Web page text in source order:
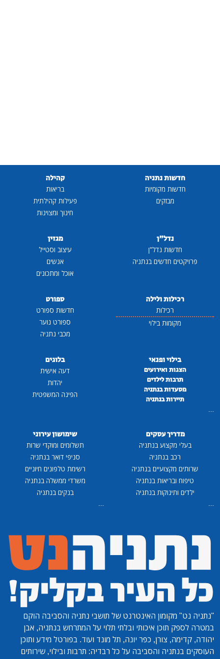
חדשות נתניה
חדשות מקומיות
מבזקים
קהילה
בריאות
פעילות קהילתית
חינוך ומצוינות
נדל"ן
חדשות נדל"ן
פרויקטים חדשים בנתניה
מגזין
עיצוב וסטייל
אנשים
אוכל ומתכונים
רכילות ולילה
רכילות
מקומות בילוי
ספורט
חדשות ספורט
ספורט נוער
מכבי נתניה
בילוי ופנאי
הצגות ואירועים
תרבות לילדים
מסעדות בנתניה
תיירות בנתניה
...
בלוגים
דעה אישית
יהדות
הפינה המשפטית
מדריך עסקים
בעלי מקצוע בנתניה
רכב בנתניה
שרותים מקצועיים בנתניה
טיפוח ובריאות בנתניה
ילדים ותינוקות בנתניה
...
שימושון עירוני
תשלומים ומוקדי שרות
סניפי דואר בנתניה
רשימת טלפונים חיוניים
משרדי ממשלה בנתניה
בנקים בנתניה
...
"נתניה נט" מקומון האינטרנט של תושבי נתניה והסביבה הוקם
במטרה לספק תוכן איכותי ובלתי תלוי על המתרחש בנתניה, אבן
יהודה, קדימה, צורן, כפר יונה, תל מונד ועוד. בפורטל מידע ותוכן
העוסקים בנתניה והסביבה על כל רבדיה: תרבות ובילוי, שירותים